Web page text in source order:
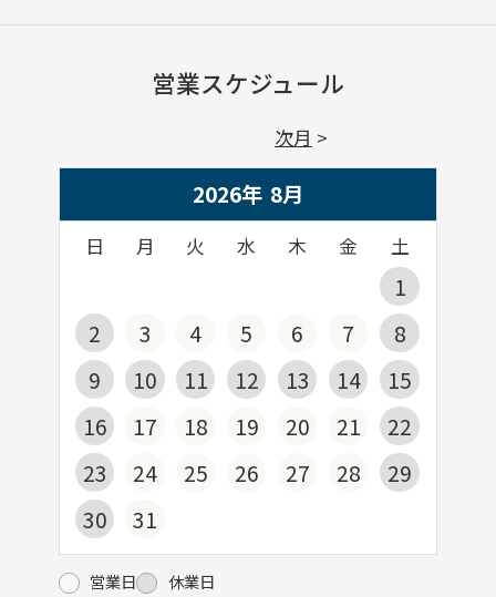
営業スケジュール
2026年 8月
日 月 火 水 木 金 土
1
2
3 4 5 6 7
8
9
10 11 12 13 14
15
16
17 18 19 20 21
22
23
24 25 26 27 28
29
30
31
次月
営業日
休業日